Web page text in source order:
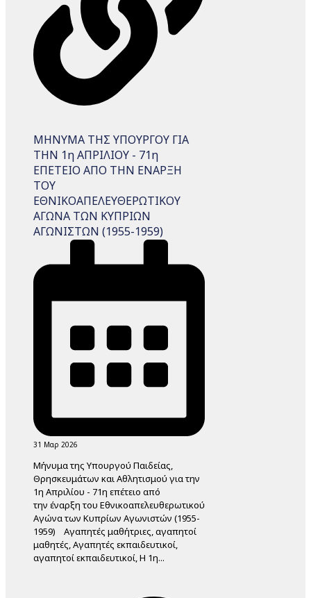
ΜΗΝΥΜΑ ΤΗΣ ΥΠΟΥΡΓΟΥ ΓΙΑ
THN 1η ΑΠΡΙΛΙΟΥ - 71η
ΕΠΕΤΕΙΟ ΑΠΟ ΤΗΝ ΕΝΑΡΞΗ
ΤΟΥ
ΕΘΝΙΚΟΑΠΕΛΕΥΘΕΡΩΤΙΚΟΥ
ΑΓΩΝΑ ΤΩΝ ΚΥΠΡΙΩΝ
ΑΓΩΝΙΣΤΩΝ (1955-1959)
31 Μαρ 2026
Μήνυμα της Υπουργού Παιδείας,
Θρησκευμάτων και Αθλητισμού για την
1η Απριλίου - 71η επέτειο από
την έναρξη του Εθνικοαπελευθερωτικού
Αγώνα των Κυπρίων Αγωνιστών (1955-
1959) Αγαπητές μαθήτριες, αγαπητοί
μαθητές, Αγαπητές εκπαιδευτικοί,
αγαπητοί εκπαιδευτικοί, Η 1η...